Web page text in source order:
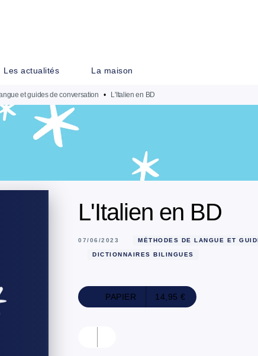
Les actualités La maison
et guides de conversation • L'Italien en BD
L'Italien en BD
07/06/2023 MÉTHODES DE LANGUE ET
DICTIONNAIRES BILINGUES
PAPIER 14,95 €